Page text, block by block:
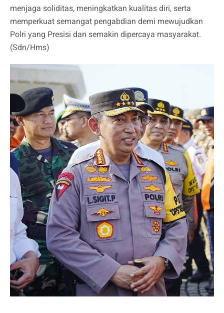
menjaga soliditas, meningkatkan kualitas diri, serta
memperkuat semangat pengabdian demi mewujudkan
Polri yang Presisi dan semakin dipercaya masyarakat.
(Sdn/Hms)